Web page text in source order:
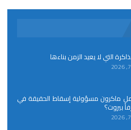
ماكرون مسؤولية إسقاط الحقيقة في
بيروت؟